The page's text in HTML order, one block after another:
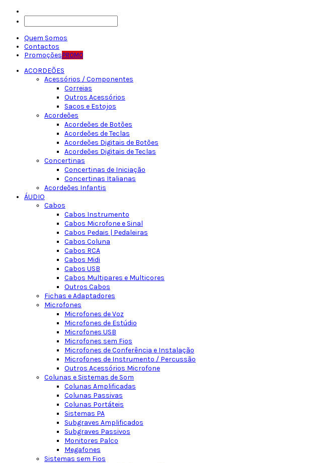
Quem Somos
Contactos
PromoçõesPROMO
ACORDEÕES
Acessórios / Componentes
Correias
Outros Acessórios
Sacos e Estojos
Acordeões
Acordeões de Botões
Acordeões de Teclas
Acordeões Digitais de Botões
Acordeões Digitais de Teclas
Concertinas
Concertinas de Iniciação
Concertinas Italianas
Acordeões Infantis
ÁUDIO
Cabos
Cabos Instrumento
Cabos Microfone e Sinal
Cabos Pedais | Pedaleiras
Cabos Coluna
Cabos RCA
Cabos Midi
Cabos USB
Cabos Multipares e Multicores
Outros Cabos
Fichas e Adaptadores
Microfones
Microfones de Voz
Microfones de Estúdio
Microfones USB
Microfones sem Fios
Microfones de Conferência e Instalação
Microfones de Instrumento / Percussão
Outros Acessórios Microfone
Colunas e Sistemas de Som
Colunas Amplificadas
Colunas Passivas
Colunas Portáteis
Sistemas PA
Subgraves Amplificados
Subgraves Passivos
Monitores Palco
Megafones
Sistemas sem Fios